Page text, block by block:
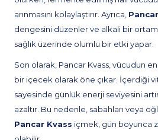
arınmasını kolaylaştırır. Ayrıca,
dengesini düzenler ve alkali bir
sağlık üzerinde olumlu bir etki yapar.
Son olarak, Pancar Kvass, vücudun
bir içecek olarak öne çıkar. İçerdiği
sayesinde günlük enerji seviyesini
azaltır. Bu nedenle, sabahları veya
Pancar Kvass içmek, gün boyunca